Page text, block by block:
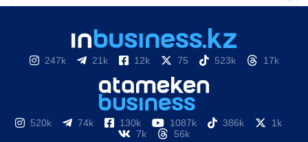
247k 21k 12k 75 523k 17k
520k 74k 130k 1087k 386k
1k
7k
56k